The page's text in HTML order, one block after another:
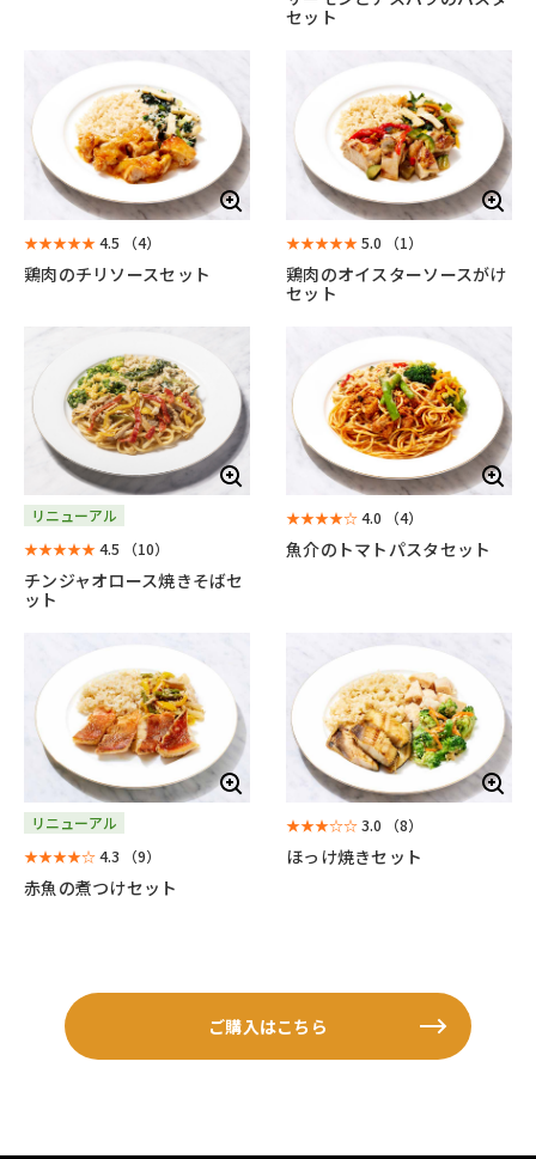
セット
★★★★★4.5 （4）
鶏肉のチリソースセット
★★★★★5.0 （1）
鶏肉のオイスターソースがけ
セット
リニューアル
★★★★★4.5 （10）
チンジャオロース焼きそばセ
ット
★★★★☆4.0 （4）
魚介のトマトパスタセット
リニューアル
★★★★☆4.3 （9）
赤魚の煮つけセット
★★★☆☆3.0 （8）
ほっけ焼きセット
ご購入はこちら